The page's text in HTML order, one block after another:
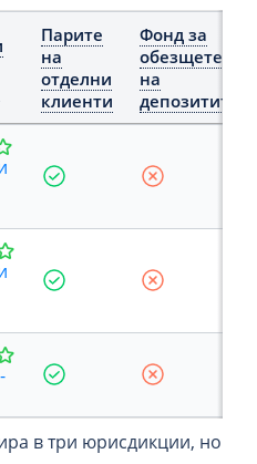
Парите
на
отделни
клиенти
Фонд за
обезщетение
на
депозитите
в три юрисдикции, но